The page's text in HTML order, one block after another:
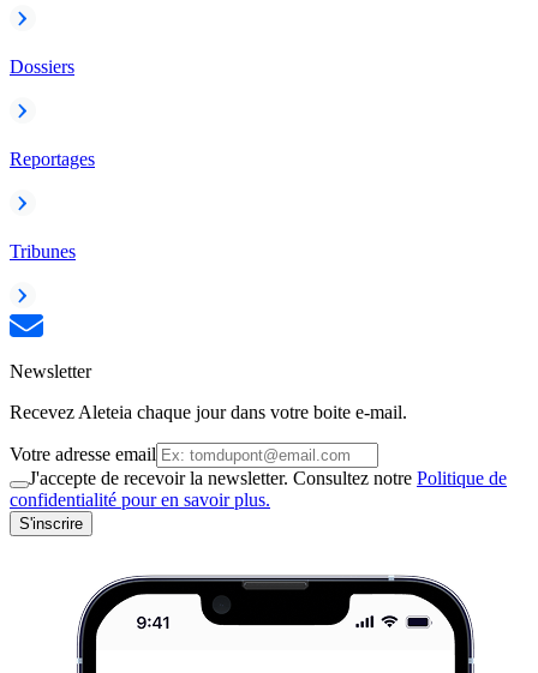
Dossiers
Reportages
Tribunes
Newsletter
Recevez Aleteia chaque jour dans votre boite e-mail.
Votre adresse email
J'accepte de recevoir la newsletter. Consultez notre Politique de
confidentialité pour en savoir plus.
S'inscrire